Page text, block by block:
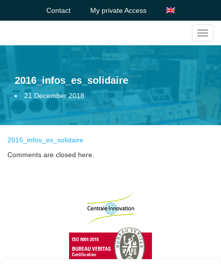
Contact My private Access
2016_infos_es_solidaire
21 December 2018
2016_infos_es_solidaire
Comments are closed here.